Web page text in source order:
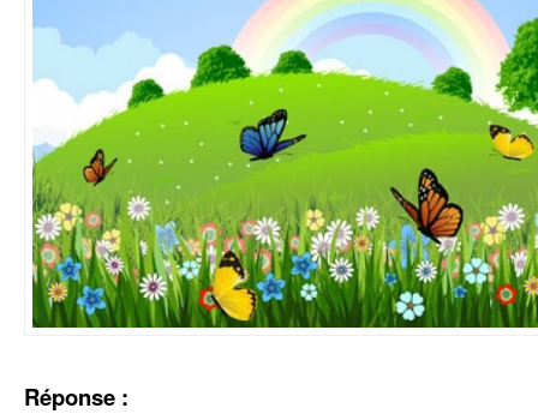
Réponse :